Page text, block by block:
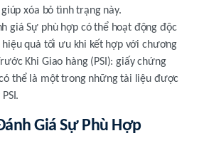
xóa bỏ tình trạng này.
giá Sự phù hợp có thể hoạt động độc
hiệu quả tối ưu khi kết hợp với chương
Khi Giao hàng (PSI): giấy chứng
thể là một trong những tài liệu được
Giá Sự Phù Hợp